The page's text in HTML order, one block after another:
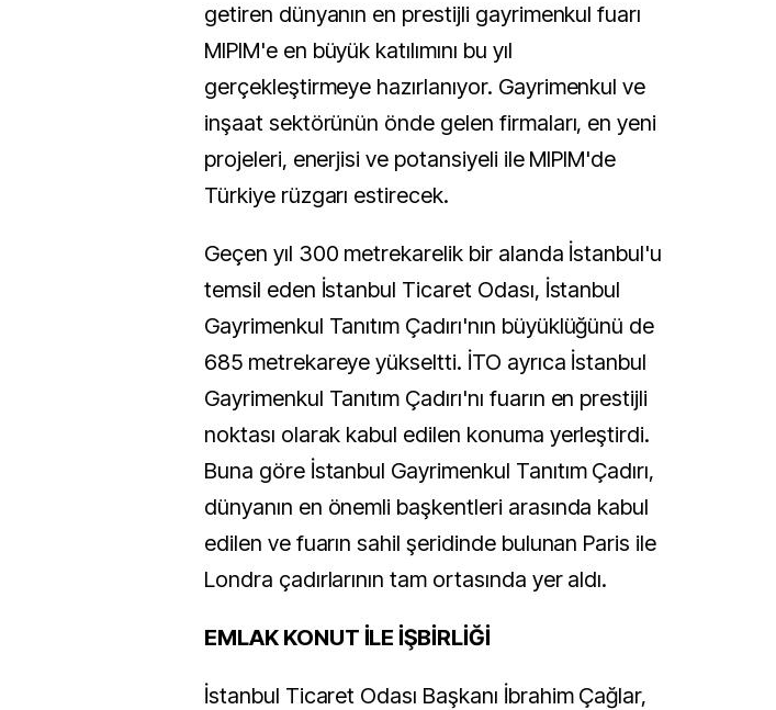
getiren dünyanın en prestijli gayrimenkul fuarı
MIPIM'e en büyük katılımını bu yıl
gerçekleştirmeye hazırlanıyor. Gayrimenkul ve
inşaat sektörünün önde gelen firmaları, en yeni
projeleri, enerjisi ve potansiyeli ile MIPIM'de
Türkiye rüzgarı estirecek.
Geçen yıl 300 metrekarelik bir alanda İstanbul'u
temsil eden İstanbul Ticaret Odası, İstanbul
Gayrimenkul Tanıtım Çadırı'nın büyüklüğünü de
685 metrekareye yükseltti. İTO ayrıca İstanbul
Gayrimenkul Tanıtım Çadırı'nı fuarın en prestijli
noktası olarak kabul edilen konuma yerleştirdi.
Buna göre İstanbul Gayrimenkul Tanıtım Çadırı,
dünyanın en önemli başkentleri arasında kabul
edilen ve fuarın sahil şeridinde bulunan Paris ile
Londra çadırlarının tam ortasında yer aldı.
EMLAK KONUT İLE İŞBİRLİĞİ
İstanbul Ticaret Odası Başkanı İbrahim Çağlar,